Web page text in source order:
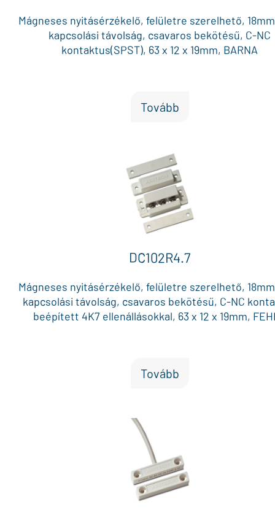
Mágneses nyitásérzékelő, felületre szerelhető,
kapcsolási távolság, csavaros bekötésű, C-NC
kontaktus(SPST), 63 x 12 x 19mm, BARNA
Tovább
DC102R4.7
Mágneses nyitásérzékelő, felületre szerelhető,
kapcsolási távolság, csavaros bekötésű, C-NC
beépített 4K7 ellenállásokkal, 63 x 12 x 19mm,
Tovább